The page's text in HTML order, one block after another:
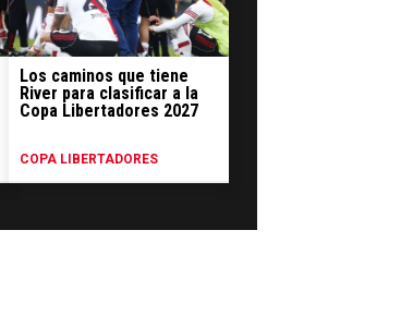
Los caminos que tiene
River para clasificar a la
Copa Libertadores 2027
COPA LIBERTADORES